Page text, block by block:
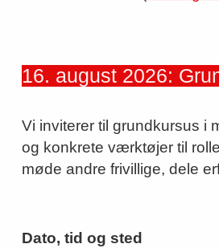
16. august 2026:
Vi inviterer til grundkursus i
og konkrete værktøjer til
møde andre frivillige, dele
Dato, tid og sted